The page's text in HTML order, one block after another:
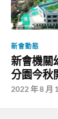
新會動態
新會機關
分園今秋
2022 年 8 月